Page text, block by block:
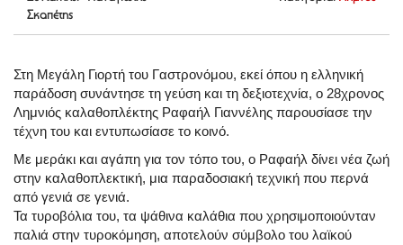
Σκαπέτης
Στη Μεγάλη Γιορτή του Γαστρονόμου, εκεί όπου η ελληνική
παράδοση συνάντησε τη γεύση και τη δεξιοτεχνία, ο 28χρονος
Λημνιός καλαθοπλέκτης Ραφαήλ Γιαννέλης παρουσίασε την
τέχνη του και εντυπωσίασε το κοινό.
Με μεράκι και αγάπη για τον τόπο του, ο Ραφαήλ δίνει νέα ζωή
στην καλαθοπλεκτική, μια παραδοσιακή τεχνική που περνά
από γενιά σε γενιά.
Τα τυροβόλια του, τα ψάθινα καλάθια που χρησιμοποιούνταν
παλιά στην τυροκόμηση, αποτελούν σύμβολο του λαϊκού